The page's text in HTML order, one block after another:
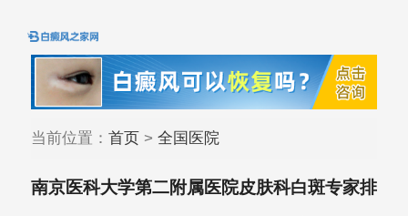
当前位置： 首页> 全国医院
南京医科大学第二附属医院皮肤科白斑专家排